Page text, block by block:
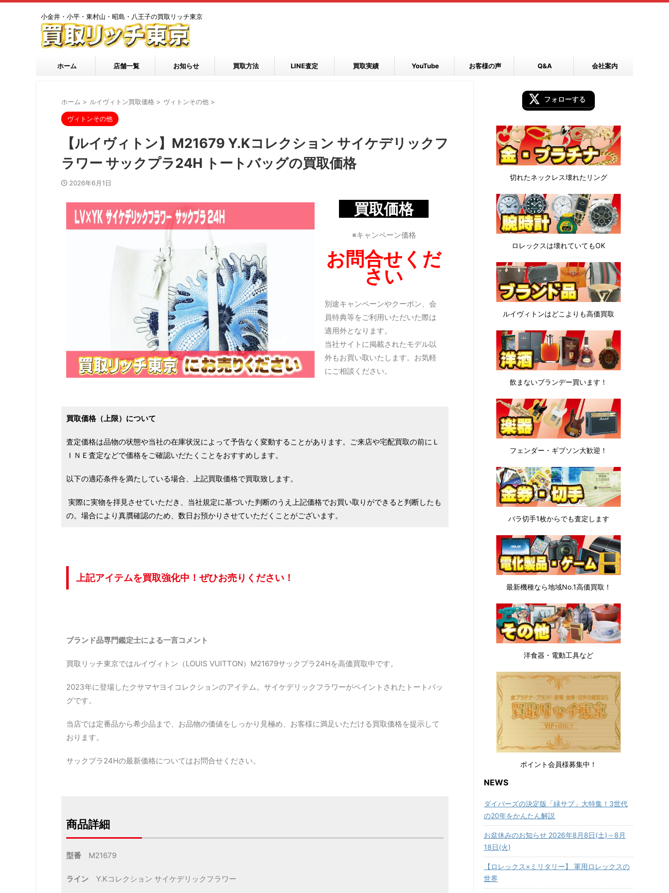
小金井・小平・東村山・昭島・八王子の買取リッチ東京
ホーム 店舗一覧 お知らせ 買取方法 LINE査定 買取実績 YouTube お客様の声 Q&A 会社案内
ホーム > ルイヴィトン買取価格 > ヴィトンその他 >
ヴィトンその他
【ルイヴィトン】M21679 Y.Kコレクション サイケデリックフ
ラワー サックプラ24H トートバッグの買取価格
2026年6月1日
買取価格
※キャンペーン価格
お問合せくだ
さい
別途キャンペーンやクーポン、会
員特典等をご利用いただいた際は
適用外となります。
当社サイトに掲載されたモデル以
外もお買い取いたします。お気軽
にご相談ください。
買取価格（上限）について
査定価格は品物の状態や当社の在庫状況によって予告なく変動することがあります。ご来店や宅配買取の前にＬ
ＩＮＥ査定などで価格をご確認いだたくことをおすすめします。
以下の適応条件を満たしている場合、上記買取価格で買取致します。
実際に実物を拝見させていただき、当社規定に基づいた判断のうえ上記価格でお買い取りができると判断したも
の。場合により真贋確認のため、数日お預かりさせていただくことがございます。
上記アイテムを買取強化中！ぜひお売りください！
ブランド品専門鑑定士による一言コメント
買取リッチ東京ではルイヴィトン（LOUIS VUITTON）M21679サックプラ24Hを高価買取中です。
2023年に登場したクサマヤヨイコレクションのアイテム。サイケデリックフラワーがペイントされたトートバッ
グです。
当店では定番品から希少品まで、お品物の価値をしっかり見極め、お客様に満足いただける買取価格を提示して
おります。
サックプラ24Hの最新価格についてはお問合せください。
商品詳細
型番 M21679
ライン Y.Kコレクション サイケデリックフラワー
フォローする
切れたネックレス壊れたリング
ロレックスは壊れていてもOK
ルイヴィトンはどこよりも高価買取
飲まないブランデー買います！
フェンダー・ギブソン大歓迎！
バラ切手1枚からでも査定します
最新機種なら地域No.1高価買取！
洋食器・電動工具など
ポイント会員様募集中！
NEWS
ダイバーズの決定版「緑サブ」大特集！3世代
の20年をかんたん解説
お盆休みのお知らせ 2026年8月8日(土)～8月
18日(火)
【ロレックス×ミリタリー】 軍用ロレックスの
世界